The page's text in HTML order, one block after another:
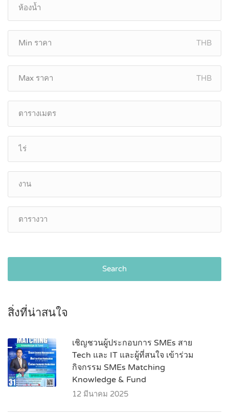
THB
THB
Search
สิ่งที่น่าสนใจ
เชิญชวนผู้ประกอบการ SMEs สาย
Tech และ IT และผู้ที่สนใจ เข้าร่วม
กิจกรรม SMEs Matching
Knowledge & Fund
12 มีนาคม 2025